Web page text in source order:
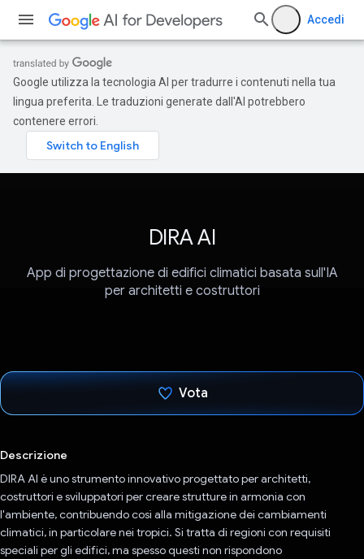
Accedi
Google utilizza la tecnologia AI per tradurre i contenuti nella tua
lingua preferita. Le traduzioni generate dall'AI potrebbero
contenere errori.
DIRA AI
App di progettazione di edifici climatici basata sull'IA
per architetti e costruttori
Vota
Descrizione
DIRA AI è uno strumento innovativo progettato per architetti,
costruttori e sviluppatori per creare strutture in armonia con
l'ambiente, contribuendo così alla mitigazione dei cambiamenti
climatici, in particolare nei tropici. Si tratta di regioni con requisiti
speciali per gli edifici, ma spesso questi non rispondono